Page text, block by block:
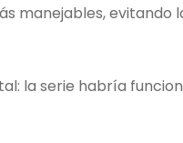
manejables, evitando
la serie habría